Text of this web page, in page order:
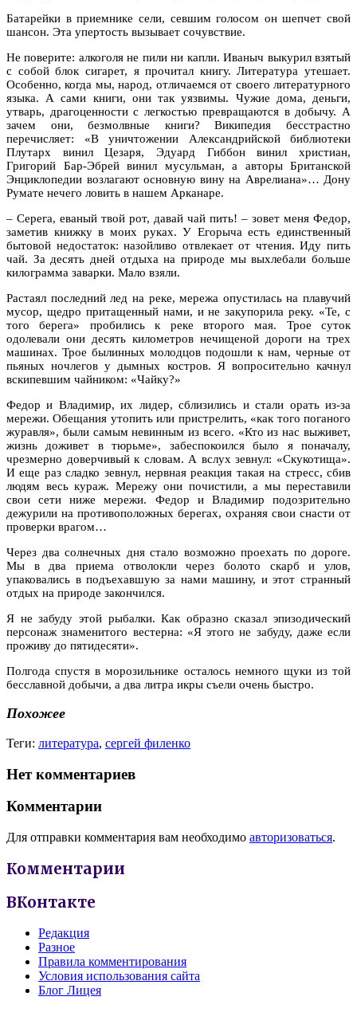
Батарейки в приемнике сели, севшим голосом он шепчет свой
шансон. Эта упертость вызывает сочувствие.
Не поверите: алкоголя не пили ни капли. Иваныч выкурил взятый
с собой блок сигарет, я прочитал книгу. Литература утешает.
Особенно, когда мы, народ, отличаемся от своего литературного
языка. А сами книги, они так уязвимы. Чужие дома, деньги,
утварь, драгоценности с легкостью превращаются в добычу. А
зачем они, безмолвные книги? Википедия бесстрастно
перечисляет: «В уничтожении Александрийской библиотеки
Плутарх винил Цезаря, Эдуард Гиббон винил христиан,
Григорий Бар-Эбрей винил мусульман, а авторы Британской
Энциклопедии возлагают основную вину на Аврелиана»… Дону
Румате нечего ловить в нашем Арканаре.
– Серега, еваный твой рот, давай чай пить! – зовет меня Федор,
заметив книжку в моих руках. У Егорыча есть единственный
бытовой недостаток: назойливо отвлекает от чтения. Иду пить
чай. За десять дней отдыха на природе мы выхлебали больше
килограмма заварки. Мало взяли.
Растаял последний лед на реке, мережа опустилась на плавучий
мусор, щедро притащенный нами, и не закупорила реку. «Те, с
того берега» пробились к реке второго мая. Трое суток
одолевали они десять километров нечищеной дороги на трех
машинах. Трое былинных молодцов подошли к нам, черные от
пьяных ночлегов у дымных костров. Я вопросительно качнул
вскипевшим чайником: «Чайку?»
Федор и Владимир, их лидер, сблизились и стали орать из-за
мережи. Обещания утопить или пристрелить, «как того поганого
журавля», были самым невинным из всего. «Кто из нас выживет,
жизнь доживет в тюрьме», забеспокоился было я поначалу,
чрезмерно доверчивый к словам. А вслух зевнул: «Скукотища».
И еще раз сладко зевнул, нервная реакция такая на стресс, сбив
людям весь кураж. Мережу они почистили, а мы переставили
свои сети ниже мережи. Федор и Владимир подозрительно
дежурили на противоположных берегах, охраняя свои снасти от
проверки врагом…
Через два солнечных дня стало возможно проехать по дороге.
Мы в два приема отволокли через болото скарб и улов,
упаковались в подъехавшую за нами машину, и этот странный
отдых на природе закончился.
Я не забуду этой рыбалки. Как образно сказал эпизодический
персонаж знаменитого вестерна: «Я этого не забуду, даже если
проживу до пятидесяти».
Полгода спустя в морозильнике осталось немного щуки из той
бесславной добычи, а два литра икры съели очень быстро.
Похожее
Теги: литература, сергей филенко
Нет комментариев
Комментарии
Для отправки комментария вам необходимо авторизоваться.
Комментарии
ВКонтакте
Редакция
Разное
Правила комментирования
Условия использования сайта
Блог Лицея